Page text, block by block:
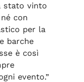
stato vinto
con
per la
barche
è così
evento.”